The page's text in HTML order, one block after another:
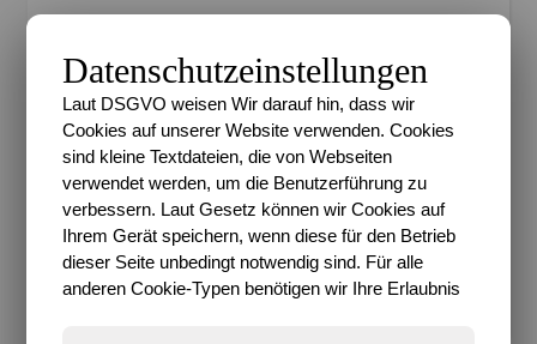
Guten Morgen, meine Lieben. Heute will ich
versuchen Euch so schnell wie möglich mit dem
neuen Thema zu versorgen, da mir durchaus
bewusst ist, dass in den letzten Wochen immer recht
spät erst…
WEITERLESEN
Datenschutzeinstellungen
Laut DSGVO weisen Wir darauf hin, dass wir
Cookies auf unserer Website verwenden. Cookies
sind kleine Textdateien, die von Webseiten
verwendet werden, um die Benutzerführung zu
verbessern. Laut Gesetz können wir Cookies auf
Ihrem Gerät speichern, wenn diese für den Betrieb
dieser Seite unbedingt notwendig sind. Für alle
anderen Cookie-Typen benötigen wir Ihre Erlaubnis